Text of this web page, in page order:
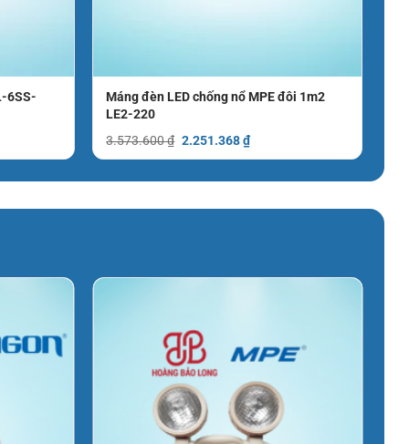
6SS-
Máng đèn LED chống nổ MPE đôi 1m2
LE2-220
3.573.600₫ Giá
3.573.600 ₫.
2.251.368₫Giá
hiện
là: